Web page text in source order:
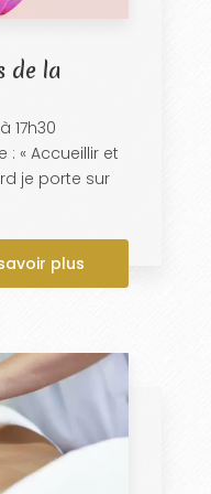
de la
17h30
« Accueillir et
je porte sur
plus